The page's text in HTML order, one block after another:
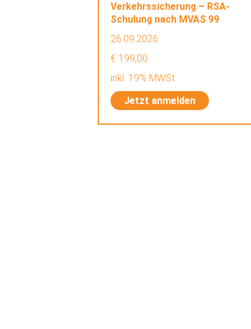
Verkehrssicherung – RSA-
Schulung nach MVAS 99
26.09.2026
€ 199,00
inkl. 19% MWSt.
Jetzt anmelden